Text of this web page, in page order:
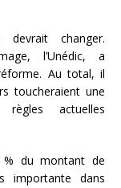
changer.
l’Unédic, a
Au total, il
toucheraient une
actuelles
du montant de
importante dans